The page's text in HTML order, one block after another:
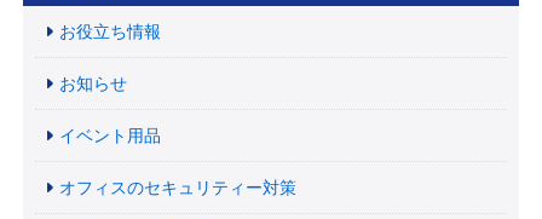
お役立ち情報
お知らせ
イベント用品
オフィスのセキュリティー対策